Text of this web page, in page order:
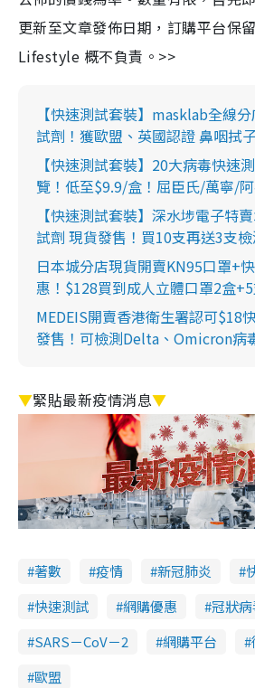
更新至文章發佈日期，訂購平台保
Lifestyle 概不負責。>>
【快速測試套裝】masklab全線
試劑！獲歐盟、英國認證 鼻咽拭
【快速測試套裝】20大病毒快速
覽！低至$9.9/盒！屈臣氏/萬寧/
【快速測試套裝】深水埗電子特
試劑 現貨發售！買10支再送3支
日本城分店現貨開賣KN95口罩+
惠！$128買到成人立體口罩2盒
MEDEIS開賣香港衛生署認可$18
發售！可檢測Delta、Omicron病
▼緊貼最新疫情消息▼
著數 疫情 新冠肺炎
快速測試
網購優惠
冠狀
SARS－CoV－2
網購平台
歐盟